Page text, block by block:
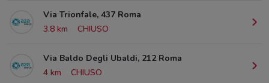
Via Trionfale, 437 Roma
3.8 km
CHIUSO
Via Baldo Degli Ubaldi, 212 Roma
4 km
CHIUSO